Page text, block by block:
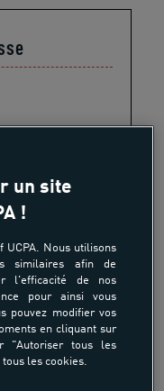
un site
!
UCPA. Nous utilisons
similaires afin de
l'efficacité de nos
pour ainsi vous
pouvez modifier vos
en cliquant sur
"Autoriser tous les
les cookies.